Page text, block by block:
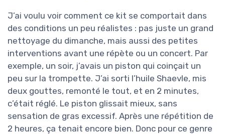
J’ai voulu voir comment ce kit se comportait dans
des conditions un peu réalistes : pas juste un grand
nettoyage du dimanche, mais aussi des petites
interventions avant une répète ou un concert. Par
exemple, un soir, j’avais un piston qui coinçait un
peu sur la trompette. J’ai sorti l’huile Shaevle, mis
deux gouttes, remonté le tout, et en 2 minutes,
c’était réglé. Le piston glissait mieux, sans
sensation de gras excessif. Après une répétition de
2 heures, ça tenait encore bien. Donc pour ce genre